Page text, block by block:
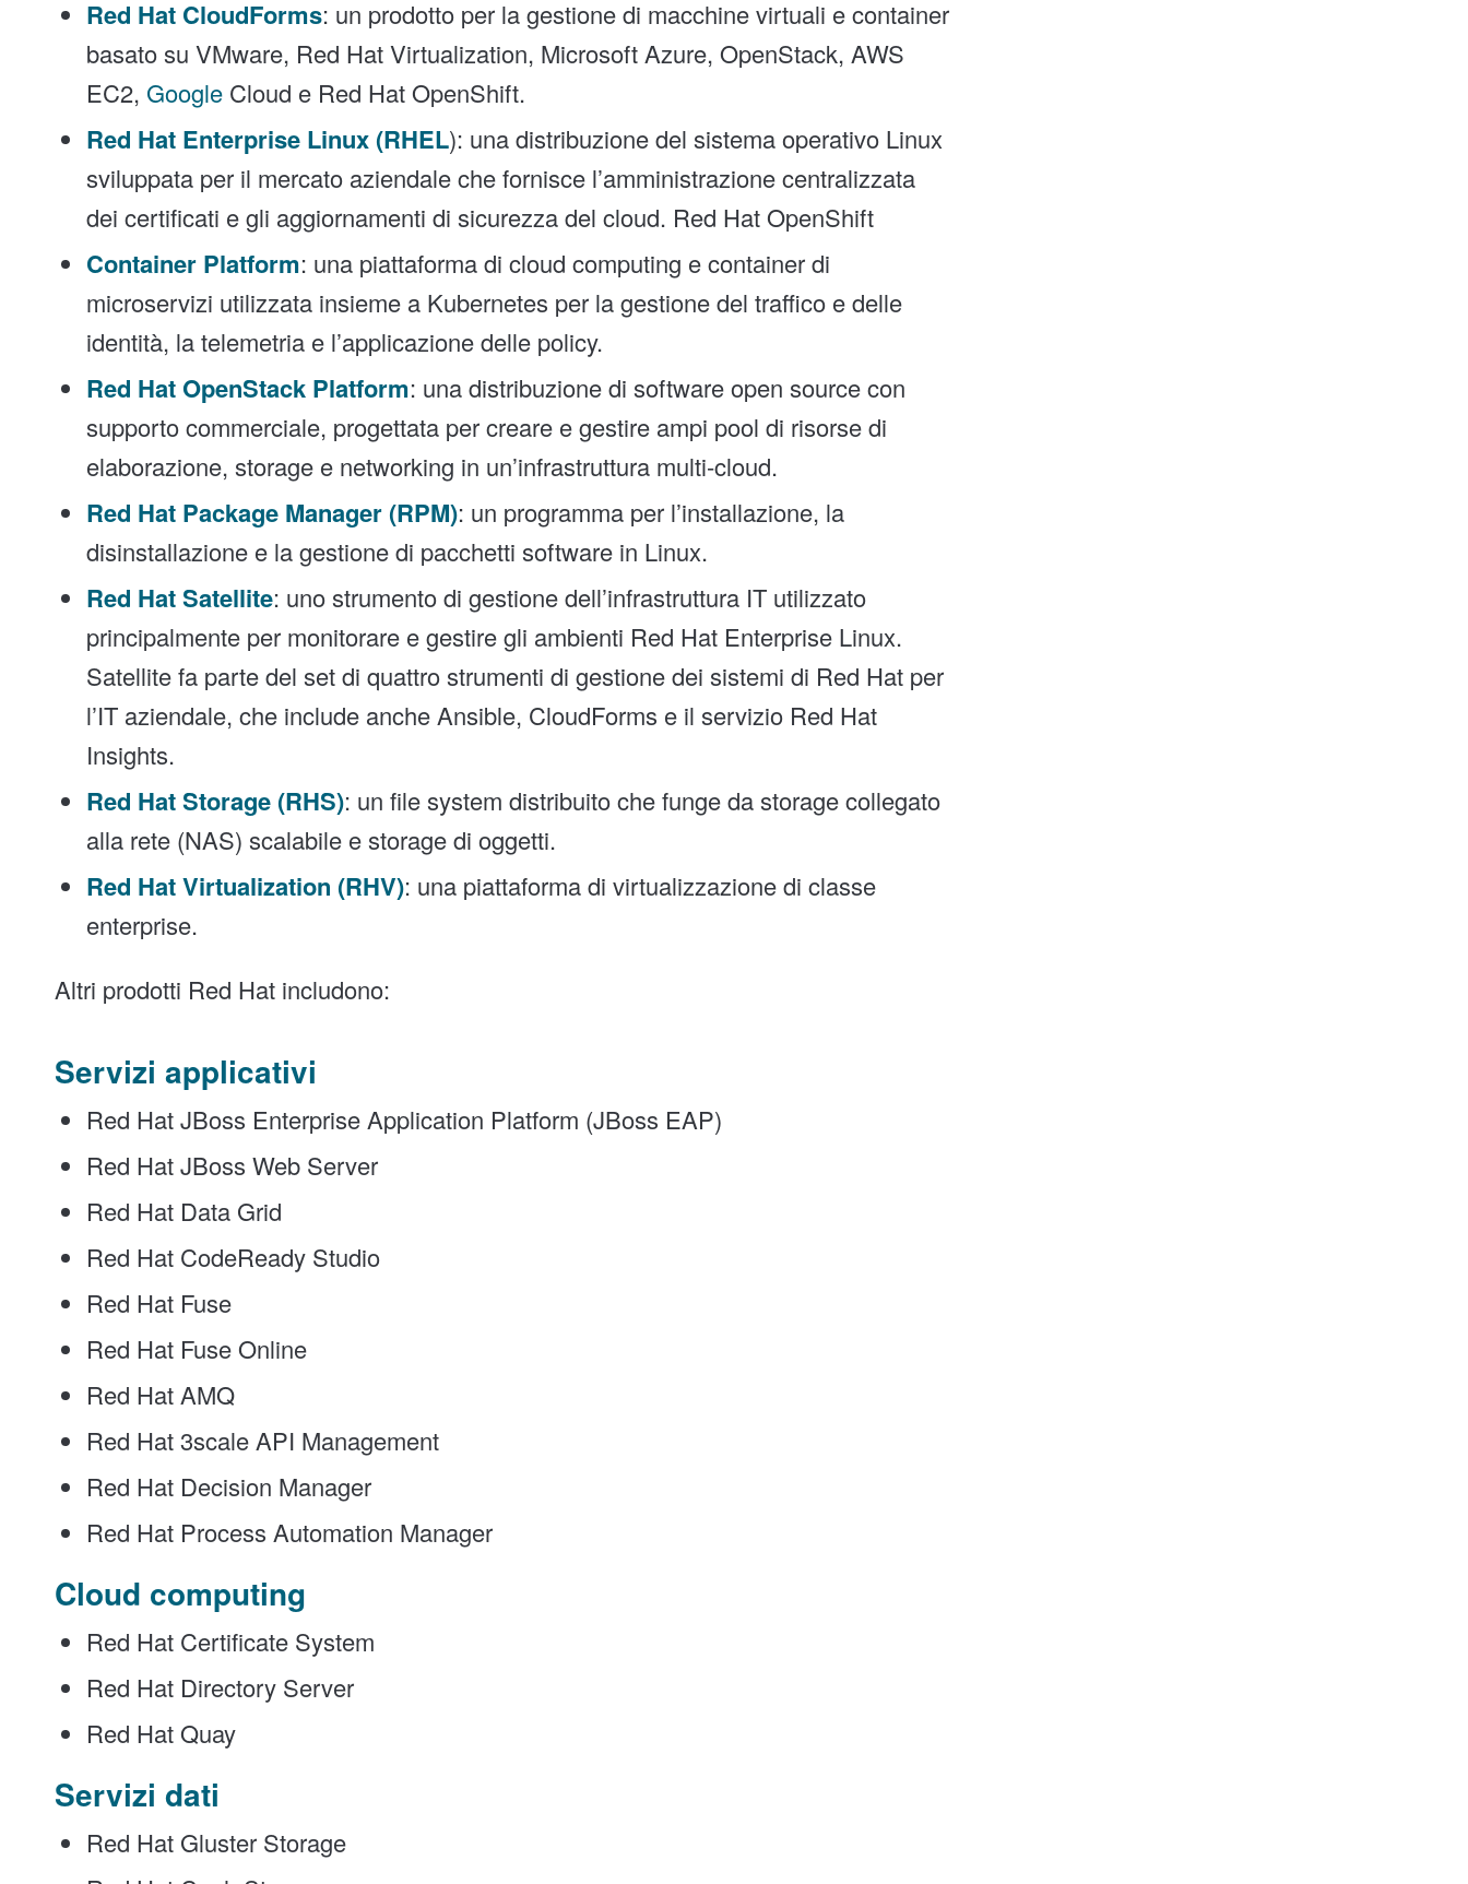
Red Hat CloudForms: un prodotto per la gestione di macchine virtuali e container
basato su VMware, Red Hat Virtualization, Microsoft Azure, OpenStack, AWS
EC2, Google Cloud e Red Hat OpenShift.
Red Hat Enterprise Linux (RHEL): una distribuzione del sistema operativo Linux
sviluppata per il mercato aziendale che fornisce l’amministrazione centralizzata
dei certificati e gli aggiornamenti di sicurezza del cloud. Red Hat OpenShift
Container Platform: una piattaforma di cloud computing e container di
microservizi utilizzata insieme a Kubernetes per la gestione del traffico e delle
identità, la telemetria e l’applicazione delle policy.
Red Hat OpenStack Platform: una distribuzione di software open source con
supporto commerciale, progettata per creare e gestire ampi pool di risorse di
elaborazione, storage e networking in un’infrastruttura multi-cloud.
Red Hat Package Manager (RPM): un programma per l’installazione, la
disinstallazione e la gestione di pacchetti software in Linux.
Red Hat Satellite: uno strumento di gestione dell’infrastruttura IT utilizzato
principalmente per monitorare e gestire gli ambienti Red Hat Enterprise Linux.
Satellite fa parte del set di quattro strumenti di gestione dei sistemi di Red Hat per
l’IT aziendale, che include anche Ansible, CloudForms e il servizio Red Hat
Insights.
Red Hat Storage (RHS): un file system distribuito che funge da storage collegato
alla rete (NAS) scalabile e storage di oggetti.
Red Hat Virtualization (RHV): una piattaforma di virtualizzazione di classe
enterprise.
Altri prodotti Red Hat includono:
Servizi applicativi
Red Hat JBoss Enterprise Application Platform (JBoss EAP)
Red Hat JBoss Web Server
Red Hat Data Grid
Red Hat CodeReady Studio
Red Hat Fuse
Red Hat Fuse Online
Red Hat AMQ
Red Hat 3scale API Management
Red Hat Decision Manager
Red Hat Process Automation Manager
Cloud computing
Red Hat Certificate System
Red Hat Directory Server
Red Hat Quay
Servizi dati
Red Hat Gluster Storage